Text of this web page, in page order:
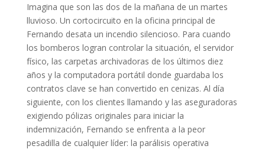
Imagina que son las dos de la mañana de un martes
lluvioso. Un cortocircuito en la oficina principal de
Fernando desata un incendio silencioso. Para cuando
los bomberos logran controlar la situación, el servidor
físico, las carpetas archivadoras de los últimos diez
años y la computadora portátil donde guardaba los
contratos clave se han convertido en cenizas. Al día
siguiente, con los clientes llamando y las aseguradoras
exigiendo pólizas originales para iniciar la
indemnización, Fernando se enfrenta a la peor
pesadilla de cualquier líder: la parálisis operativa